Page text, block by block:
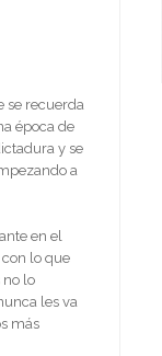
se recuerda
época de
y se
a
en el
lo que
no lo
les va
más